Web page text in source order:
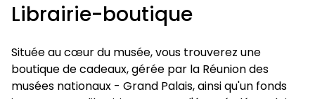
Librairie-boutique
Située au cœur du musée, vous trouverez une
boutique de cadeaux, gérée par la Réunion des
musées nationaux - Grand Palais, ainsi qu'un fonds